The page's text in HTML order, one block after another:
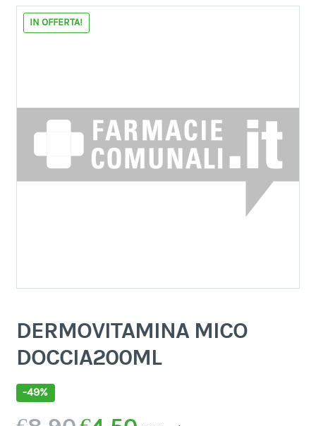
IN OFFERTA!
DERMOVITAMINA MICO
DOCCIA200ML
-49%
Il
Il